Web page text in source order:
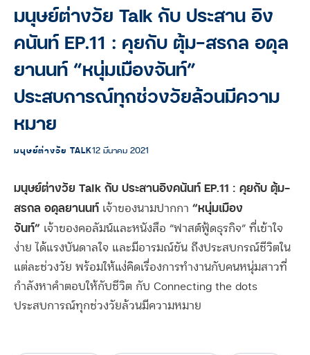
มนุษย์ต่างวัย Talk กับ ประสาน อิง
คนันท์ EP.11 : คุยกับ ตุ้ม-สรกล อดุล
ยานนท์ “หนุ่มเมืองจันท์”
ประสบการณ์ทุกช่วงวัยล้วนมีความ
หมาย
มนุษย์ต่างวัย TALK12 มีนาคม 2021
มนุษย์ต่างวัย Talk กับ ประสานอิงคนันท์ EP.11 : คุยกับ ตุ้ม-
สรกล อดุลยานนท์ เจ้าของนามปากกา “หนุ่มเมือง
จันท์” เจ้าของคอลัมน์และหนังสือ “ฟาสต์ฟู้ดธุรกิจ” ที่เข้าใจ
ง่าย ได้แรงบันดาลใจ และมีอารมณ์ขัน ถึงประสบกรณ์ชีวิตใน
แต่ละช่วงวัย พร้อมให้แง่คิดเรื่องการทำงานกับคนหนุ่มสาวที่
กำลังหาคำตอบให้กับชีวิต กับ Connecting the dots
ประสบการณ์ทุกช่วงวัยล้วนมีความหมาย